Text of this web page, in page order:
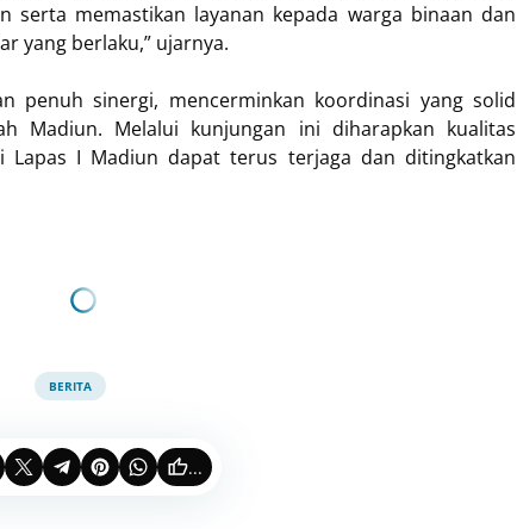
serta memastikan layanan kepada warga binaan dan
yang berlaku,” ujarnya.
penuh sinergi, mencerminkan koordinasi yang solid
Madiun. Melalui kunjungan ini diharapkan kualitas
Lapas I Madiun dapat terus terjaga dan ditingkatkan
BERITA
...